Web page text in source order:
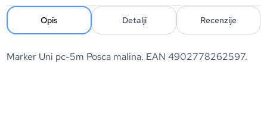
Opis Detalji Recenzije
Marker Uni pc-5m Posca malina. EAN 4902778262597.